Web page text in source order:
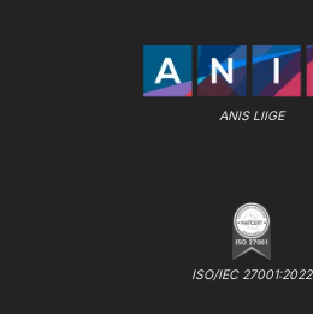
ANIS LIIGE
ISO/IEC 27001:2022